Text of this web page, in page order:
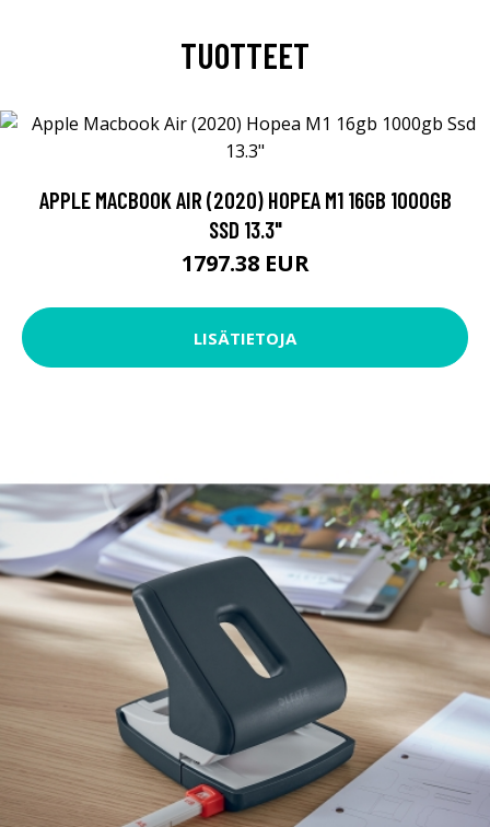
TUOTTEET
APPLE MACBOOK AIR (2020) HOPEA M1 16GB 1000GB
SSD 13.3"
1797.38 EUR
LISÄTIETOJA